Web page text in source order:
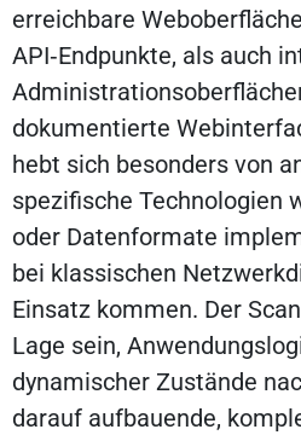
erreichbare
API‑Endpunkte, als auch
dokumentierte
hebt sich besonders von
spezifische Technologien
oder Datenformate
bei klassischen
Einsatz kommen. Der
Lage sein,
dynamischer Zustände
darauf aufbauende,